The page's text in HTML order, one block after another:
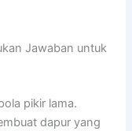
Jawaban untuk
pikir lama.
dapur yang